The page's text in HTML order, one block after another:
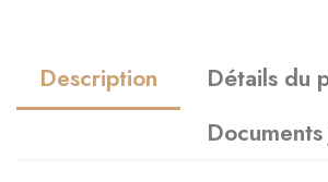
Description
Détails du